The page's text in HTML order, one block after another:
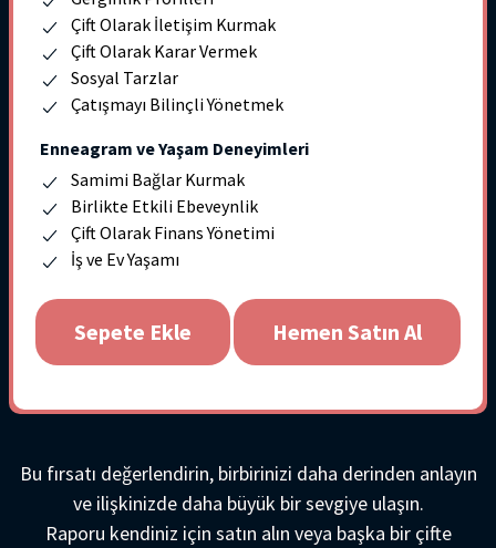
Çift Olarak İletişim Kurmak
Çift Olarak Karar Vermek
Sosyal Tarzlar
Çatışmayı Bilinçli Yönetmek
Enneagram ve Yaşam Deneyimleri
Samimi Bağlar Kurmak
Birlikte Etkili Ebeveynlik
Çift Olarak Finans Yönetimi
İş ve Ev Yaşamı
Sepete Ekle Hemen Satın Al
Bu fırsatı değerlendirin, birbirinizi daha derinden anlayın
ve ilişkinizde daha büyük bir sevgiye ulaşın.
Raporu kendiniz için satın alın veya başka bir çifte